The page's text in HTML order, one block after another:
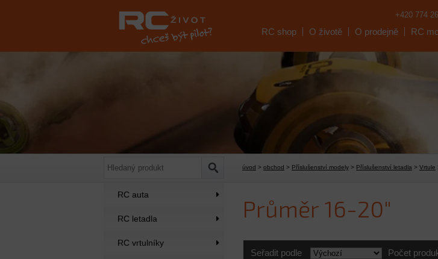
+420 774
RC shop O životě O prodejně RC
úvod > obchod > Příslušenství modely > Příslušenství letadla > Vrtule
RC auta
RC letadla
RC vrtulníky
Průměr 16-20"
Seřadit podle Počet